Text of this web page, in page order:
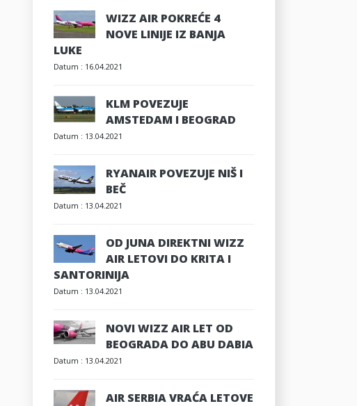
WIZZ AIR POKREĆE 4
NOVE LINIJE IZ BANJA
LUKE
Datum : 16.04.2021
KLM POVEZUJE
AMSTEDAM I BEOGRAD
Datum : 13.04.2021
RYANAIR POVEZUJE NIŠ I
BEČ
Datum : 13.04.2021
OD JUNA DIREKTNI WIZZ
AIR LETOVI DO KRITA I
SANTORINIJA
Datum : 13.04.2021
NOVI WIZZ AIR LET OD
BEOGRADA DO ABU DABIA
Datum : 13.04.2021
AIR SERBIA VRAĆA LETOVE